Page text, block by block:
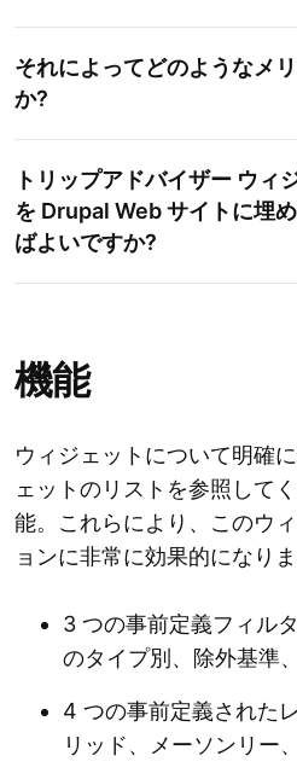
それによってどのようなメ
か?
トリップアドバイザー ウィ
を Drupal Web サイトに埋
ばよいですか?
機能
ウィジェットについて明確
ェットのリストを参照して
能。これらにより、このウ
ョンに非常に効果的になりま
3 つの事前定義フィル
のタイプ別、除外基準
4 つの事前定義された
リッド、メーソンリー